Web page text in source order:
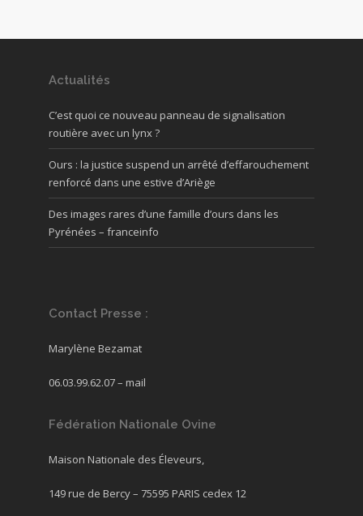
Actualités
C’est quoi ce nouveau panneau de signalisation
routière avec un lynx ?
Ours : la justice suspend un arrêté d’effarouchement
renforcé dans une estive d’Ariège
Des images rares d’une famille d’ours dans les
Pyrénées – franceinfo
Contact Presse :
Marylène Bezamat
06.03.99.62.07 – mail
Fédération Nationale Ovine
Maison Nationale des Éleveurs,
149 rue de Bercy – 75595 PARIS cedex 12